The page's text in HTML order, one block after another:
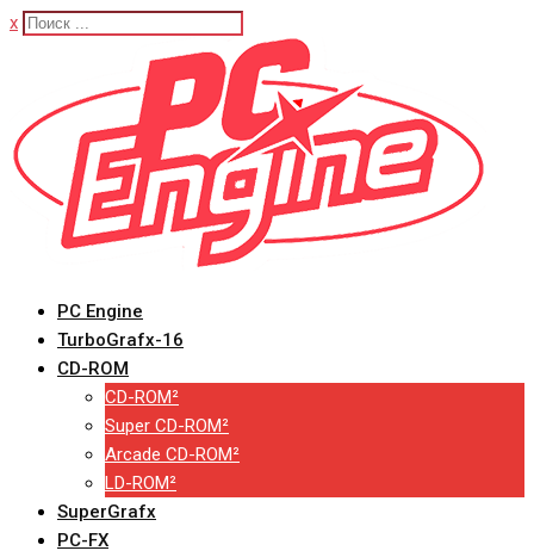
x
PC Engine
TurboGrafx-16
CD-ROM
CD-ROM²
Super CD-ROM²
Arcade CD-ROM²
LD-ROM²
SuperGrafx
PC-FX